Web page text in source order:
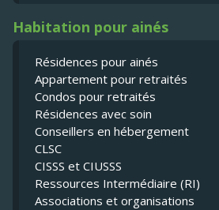
Habitation pour ainés
Résidences pour ainés
Appartement pour retraités
Condos pour retraités
Résidences avec soin
Conseillers en hébergement
CLSC
CISSS et CIUSSS
Ressources Intermédiaire (RI)
Associations et organisations